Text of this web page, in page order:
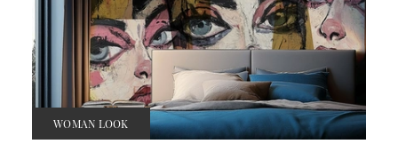
WOMAN LOOK